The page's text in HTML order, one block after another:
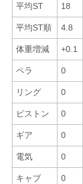
平均ST 18
平均ST順 4.8
体重増減 +0.1
ペラ 0
リング 0
ピストン 0
ギア 0
電気 0
キャブ 0